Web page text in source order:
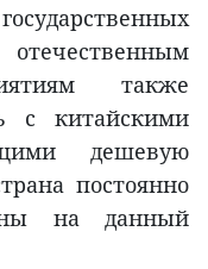
также
с китайскими
дешевую
постоянно
на данный